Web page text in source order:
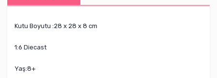
Kutu Boyutu :‎28 x 28 x 8 cm
1:6 Diecast
Yaş:8+